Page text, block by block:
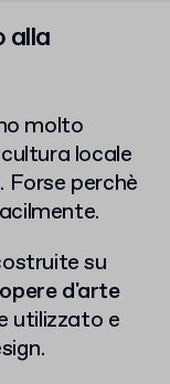
alla
molto
locale
. Forse perchè
su
d'arte
utilizzato e